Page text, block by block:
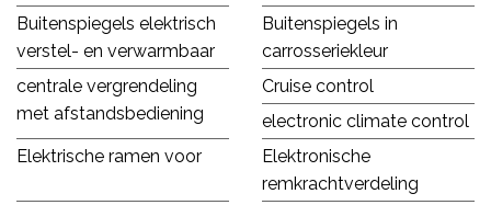
Buitenspiegels elektrisch
verstel- en verwarmbaar
Buitenspiegels in
carrosseriekleur
centrale vergrendeling
met afstandsbediening
Cruise control
electronic climate control
Elektrische ramen voor
Elektronische
remkrachtverdeling